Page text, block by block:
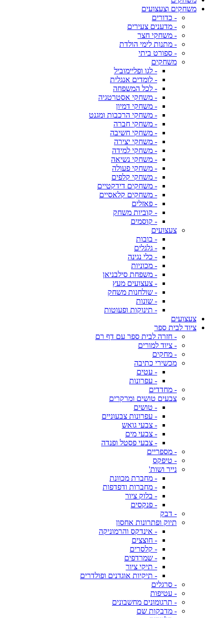
משחקים וצעצועים
- כדורים
- מדענים צעירים
- משחקי חצר
- מתנות לימי הולדת
- ספורט ביתי
משחקים
- לגו ופליימוביל
- לומדים אנגלית
- לכל המשפחה
- משחקי אסטרטגיה
- משחקי דמיון
- משחקי הרכבות ומגנט
- משחקי חברה
- משחקי חשיבה
- משחקי יצירה
- משחקי למידה
- משחקי נשיאה
- משחקי פעולה
- משחקי קלפים
- משחקים דידקטיים
- משחקים קלאסיים
- פאזלים
- קוביות משחק
- קוסמים
צעצועים
- בובות
- גלגלים
- כלי נגינה
- מכוניות
- משפחת סילבניאן
- צעצועים מעץ
- שולחנות משחק
- שונות
- תינוקות ופעוטות
צעצועים
ציוד לבית ספר
- חזרה לבית ספר עם דף רם
- ציוד למורים
- מחקים
מכשירי כתיבה
- עטים
- עפרונות
- מחדדים
צבעים טושים ומרקרים
- טושים
- עפרונות צבעוניים
- צבעי גואש
- צבעי מים
- צבעי פסטל ופנדה
- מספריים
- טיפקס
נייר ושות'
- מחברת מכוונת
- מחברות ודפדפות
- בלוק ציור
- פנקסים
- דבק
תיוק ופתרונות אחסון
- אינדקס והרמוניקה
- חוצצים
- קלסרים
- שמרדפים
- תיקי ציור
- תיקיות אוגדנים ופולדרים
- סרגלים
- עטיפות
- תרגומונים מחשבונים
- מדבקות שם